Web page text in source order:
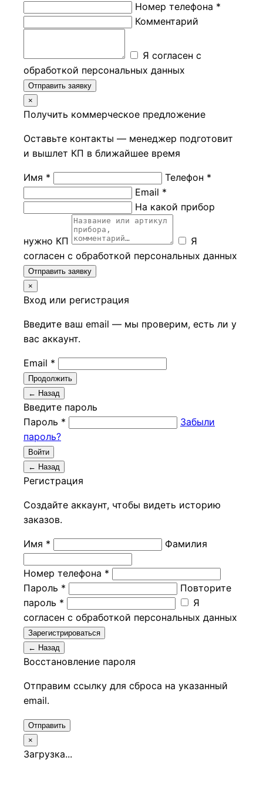
Номер телефона *
Комментарий
Я согласен с
обработкой персональных данных
Отправить заявку
×
Получить коммерческое предложение
Оставьте контакты — менеджер подготовит
и вышлет КП в ближайшее время
Имя *
Телефон *
Email *
На какой прибор
нужно КП
Я
согласен с обработкой персональных данных
Отправить заявку
×
Вход или регистрация
Введите ваш email — мы проверим, есть ли у
вас аккаунт.
Email *
Продолжить
← Назад
Введите пароль
Пароль *
Забыли
пароль?
Войти
← Назад
Регистрация
Создайте аккаунт, чтобы видеть историю
заказов.
Имя * Фамилия
Номер телефона *
Пароль *
Повторите
пароль *
Я
согласен с обработкой персональных данных
Зарегистрироваться
← Назад
Восстановление пароля
Отправим ссылку для сброса на указанный
email.
Отправить
×
Загрузка...